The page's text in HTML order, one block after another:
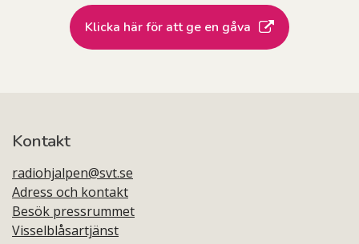
Klicka här för att ge en gåva
Kontakt
radiohjalpen@svt.se
Adress och kontakt
Besök pressrummet
Visselblåsartjänst